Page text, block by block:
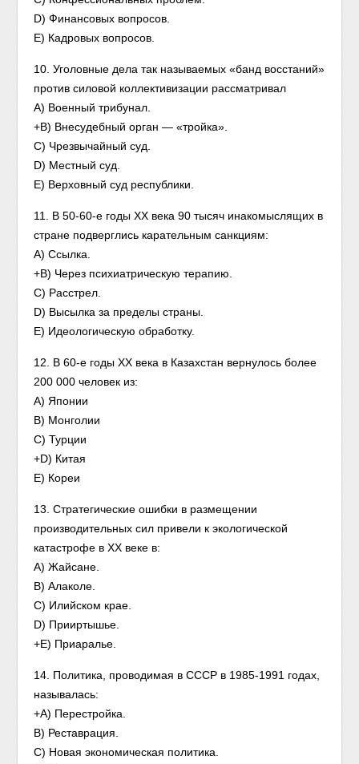
D) Финансовых вопросов.
E) Кадровых вопросов.
10. Уголовные дела так называемых «банд восстаний»
против силовой коллективизации рассматривал
A) Военный трибунал.
+B) Внесудебный орган — «тройка».
C) Чрезвычайный суд.
D) Местный суд.
E) Верховный суд республики.
11. В 50-60-е годы XX века 90 тысяч инакомыслящих в
стране подверглись карательным санкциям:
A) Ссылка.
+B) Через психиатрическую терапию.
C) Расстрел.
D) Высылка за пределы страны.
E) Идеологическую обработку.
12. В 60-е годы XX века в Казахстан вернулось более
200 000 человек из:
A) Японии
B) Монголии
C) Турции
+D) Китая
E) Кореи
13. Стратегические ошибки в размещении
производительных сил привели к экологической
катастрофе в XX веке в:
A) Жайсане.
B) Алаколе.
C) Илийском крае.
D) Прииртышье.
+E) Приаралье.
14. Политика, проводимая в СССР в 1985-1991 годах,
называлась:
+A) Перестройка.
B) Реставрация.
C) Новая экономическая политика.